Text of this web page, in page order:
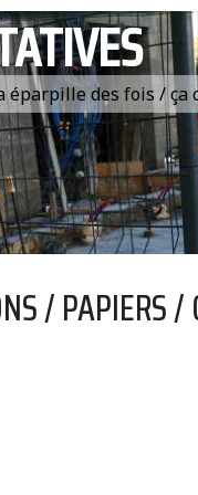
éparpille des fois /
/ PAPIERS /